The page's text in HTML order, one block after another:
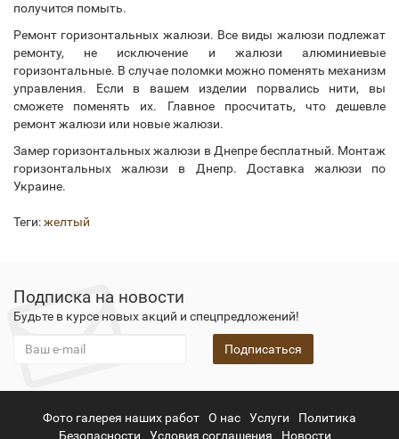
получится помыть.
Ремонт горизонтальных жалюзи. Все виды жалюзи подлежат
ремонту, не исключение и жалюзи алюминиевые
горизонтальные. В случае поломки можно поменять механизм
управления. Если в вашем изделии порвались нити, вы
сможете поменять их. Главное просчитать, что дешевле
ремонт жалюзи или новые жалюзи.
Замер горизонтальных жалюзи в Днепре бесплатный. Монтаж
горизонтальных жалюзи в Днепр. Доставка жалюзи по
Украине.
Теги:желтый
Подписка на новости
Будьте в курсе новых акций и спецпредложений!
Подписаться
Фото галерея наших работ О нас Услуги
Политика
Безопасности
Условия соглашения Новости